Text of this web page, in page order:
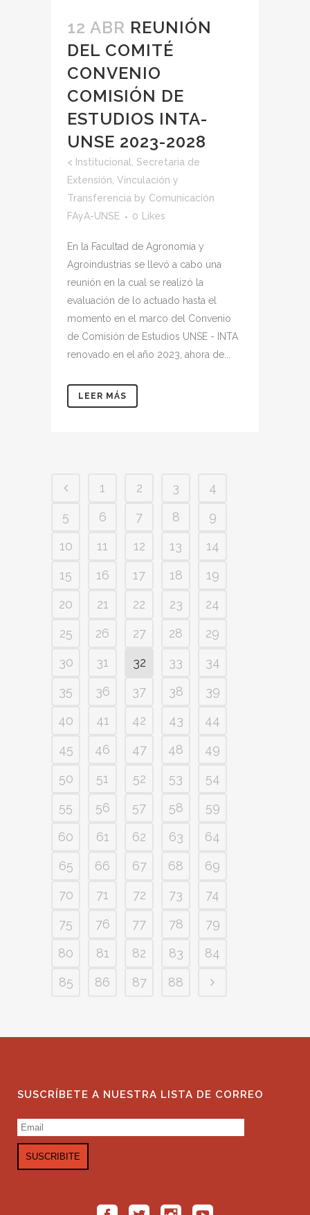
12 ABR REUNIÓN
DEL COMITÉ
CONVENIO
COMISIÓN DE
ESTUDIOS INTA-
UNSE 2023-2028
< Institucional, Secretaria de
Extensión, Vinculación y
Transferencia by Comunicación
FAyA-UNSE
0 Likes
En la Facultad de Agronomía y
Agroindustrias se llevó a cabo una
reunión en la cual se realizó la
evaluación de lo actuado hasta el
momento en el marco del Convenio
de Comisión de Estudios UNSE - INTA
renovado en el año 2023, ahora de...
LEER MÁS
1 2 3
4
5
6 7 8
9
10
11 12 13
14
15
16 17 18
19
20
21 22 23
24
25
26 27 28
29
30
31 32 33
34
35
36 37 38
39
40
41 42 43
44
45
46 47 48
49
50
51 52 53
54
55
56 57 58
59
60
61 62 63
64
65
66 67 68
69
70
71 72 73
74
75
76 77 78
79
80
81 82 83
84
85
86 87 88
SUSCRÍBETE A NUESTRA LISTA DE CORREO